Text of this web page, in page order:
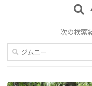
次の検索